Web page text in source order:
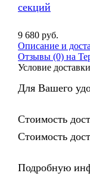
секций
9 680 руб.
Описание и
Отзывы (0) на
Условие
Для Вашего
Стоимость
Стоимость
Подробную